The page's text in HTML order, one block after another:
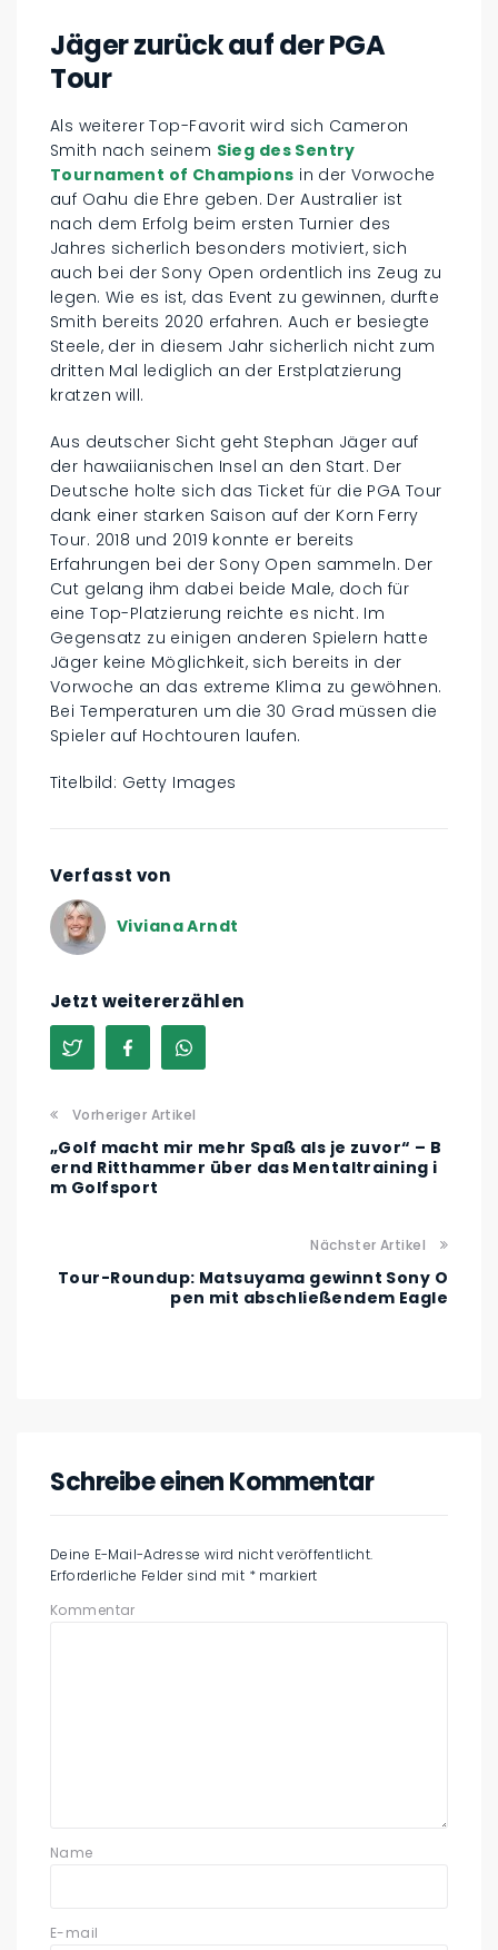
Jäger zurück auf der PGA
Tour
Als weiterer Top-Favorit wird sich Cameron
Smith nach seinem Sieg des Sentry
Tournament of Champions in der Vorwoche
auf Oahu die Ehre geben. Der Australier ist
nach dem Erfolg beim ersten Turnier des
Jahres sicherlich besonders motiviert, sich
auch bei der Sony Open ordentlich ins Zeug zu
legen. Wie es ist, das Event zu gewinnen, durfte
Smith bereits 2020 erfahren. Auch er besiegte
Steele, der in diesem Jahr sicherlich nicht zum
dritten Mal lediglich an der Erstplatzierung
kratzen will.
Aus deutscher Sicht geht Stephan Jäger auf
der hawaiianischen Insel an den Start. Der
Deutsche holte sich das Ticket für die PGA Tour
dank einer starken Saison auf der Korn Ferry
Tour. 2018 und 2019 konnte er bereits
Erfahrungen bei der Sony Open sammeln. Der
Cut gelang ihm dabei beide Male, doch für
eine Top-Platzierung reichte es nicht. Im
Gegensatz zu einigen anderen Spielern hatte
Jäger keine Möglichkeit, sich bereits in der
Vorwoche an das extreme Klima zu gewöhnen.
Bei Temperaturen um die 30 Grad müssen die
Spieler auf Hochtouren laufen.
Titelbild: Getty Images
Verfasst von
Viviana Arndt
Jetzt weitererzählen
Vorheriger Artikel
„Golf macht mir mehr Spaß als je zuvor“ – B
ernd Ritthammer über das Mentaltraining i
m Golfsport
Nächster Artikel
Tour-Roundup: Matsuyama gewinnt Sony O
pen mit abschließendem Eagle
Schreibe einen Kommentar
Deine E-Mail-Adresse wird nicht veröffentlicht.
Erforderliche Felder sind mit * markiert
Kommentar
Name
E-mail